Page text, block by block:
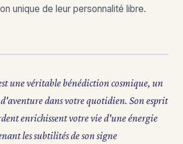
unique de leur personnalité libre.
une véritable bénédiction cosmique, un
d'aventure dans votre quotidien. Son esprit
enrichissent votre vie d'une énergie
les subtilités de son signe